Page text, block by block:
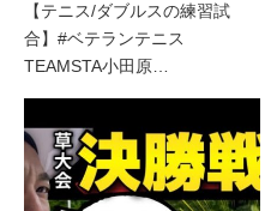
【テニス/ダブルスの練習試
合】#ベテランテニス
TEAMSTA小田原…